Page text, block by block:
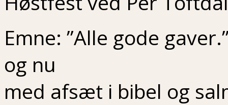
Emne: ”Alle gode
og nu
med afsæt i bibel og